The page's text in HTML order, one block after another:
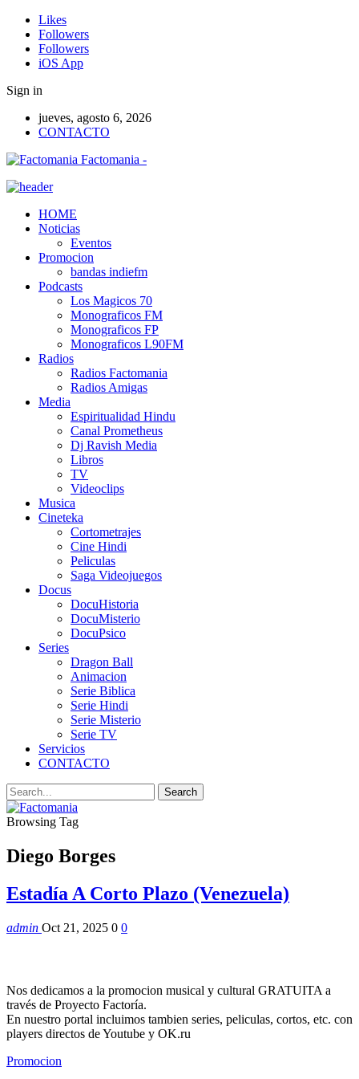
Likes
Followers
Followers
iOS App
Sign in
jueves, agosto 6, 2026
CONTACTO
Factomania -
HOME
Noticias
Eventos
Promocion
bandas indiefm
Podcasts
Los Magicos 70
Monograficos FM
Monograficos FP
Monograficos L90FM
Radios
Radios Factomania
Radios Amigas
Media
Espiritualidad Hindu
Canal Prometheus
Dj Ravish Media
Libros
TV
Videoclips
Musica
Cineteka
Cortometrajes
Cine Hindi
Peliculas
Saga Videojuegos
Docus
DocuHistoria
DocuMisterio
DocuPsico
Series
Dragon Ball
Animacion
Serie Biblica
Serie Hindi
Serie Misterio
Serie TV
Servicios
CONTACTO
Browsing Tag
Diego Borges
Estadía A Corto Plazo (Venezuela)
admin Oct 21, 2025 0 0
Nos dedicamos a la promocion musical y cultural GRATUITA a
través de Proyecto Factoría.
En nuestro portal incluimos tambien series, peliculas, cortos, etc. con
players directos de Youtube y OK.ru
Promocion